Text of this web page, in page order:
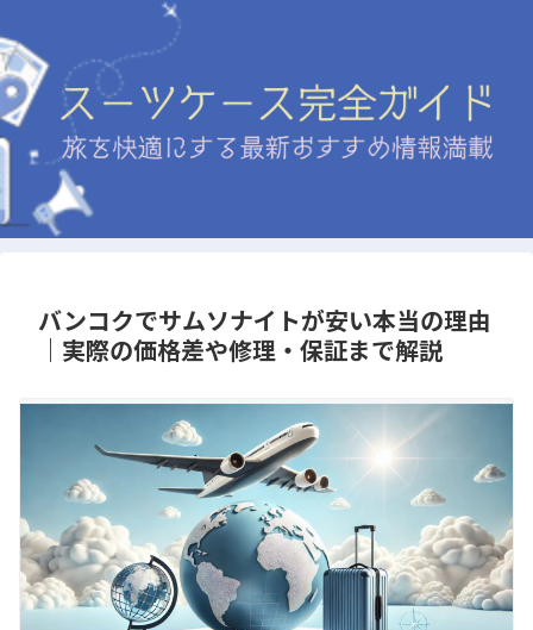
バンコクでサムソナイトが安い本当の理由
｜実際の価格差や修理・保証まで解説